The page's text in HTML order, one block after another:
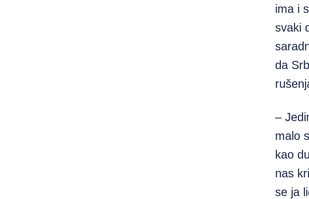
ima i
svaki
da
–
malo
kao
nas
se ja